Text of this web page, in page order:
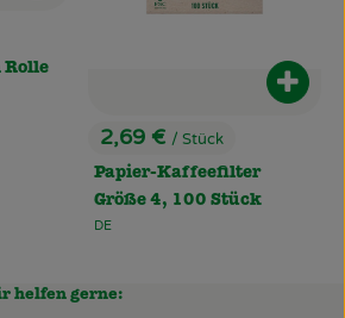
Rolle
, Preis:
2,69 € / Stück
Papier-Kaffeefilter
Größe 4, 100 Stück
, Herkunft:
DE
helfen gerne: